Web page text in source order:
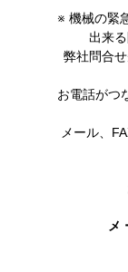
※ 機械の緊
出来
弊社問合
お電話がつ
メール、
メ